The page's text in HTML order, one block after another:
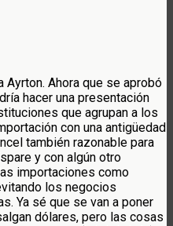
Ayrton. Ahora que se aprobó
hacer una presentación
que agrupan a los
con una antigüedad
también razonable para
y con algún otro
importaciones como
los negocios
Ya sé que se van a poner
dólares, pero las cosas